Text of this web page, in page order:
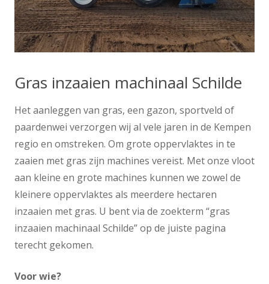
Gras inzaaien machinaal Schilde
Het aanleggen van gras, een gazon, sportveld of
paardenwei verzorgen wij al vele jaren in de Kempen
regio en omstreken. Om grote oppervlaktes in te
zaaien met gras zijn machines vereist. Met onze vloot
aan kleine en grote machines kunnen we zowel de
kleinere oppervlaktes als meerdere hectaren
inzaaien met gras. U bent via de zoekterm “gras
inzaaien machinaal Schilde” op de juiste pagina
terecht gekomen.
Voor wie?